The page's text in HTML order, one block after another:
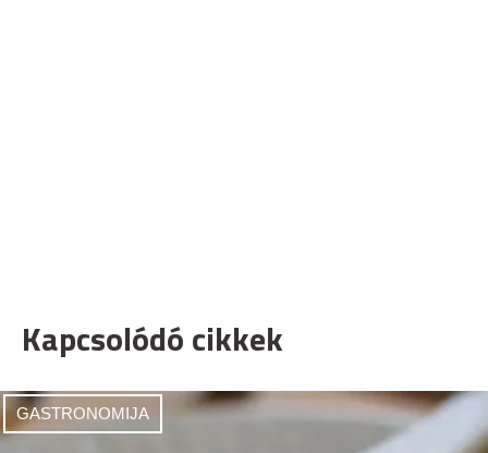
Kapcsolódó cikkek
GASTRONOMIJA